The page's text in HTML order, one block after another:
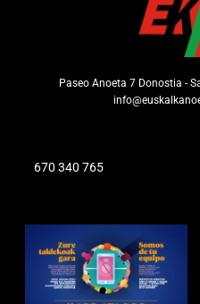
Paseo Anoeta 7 Donostia -
670 340 765